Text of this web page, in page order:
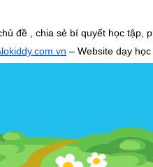
đề , chia sẻ bí quyết học tập,
– Website dạy